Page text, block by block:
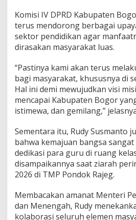
Komisi IV DPRD Kabupaten
terus mendorong berbagai
sektor pendidikan agar
dirasakan masyarakat luas.
“Pastinya kami akan terus
bagi masyarakat, khususnya di
Hal ini demi mewujudkan visi
mencapai Kabupaten Bogor
istimewa, dan gemilang,”
Sementara itu, Rudy Susmanto
bahwa kemajuan bangsa
dedikasi para guru di ruang
disampaikannya saat ziarah
2026 di TMP Pondok Rajeg.
Membacakan amanat Menteri
dan Menengah, Rudy
kolaborasi seluruh elemen